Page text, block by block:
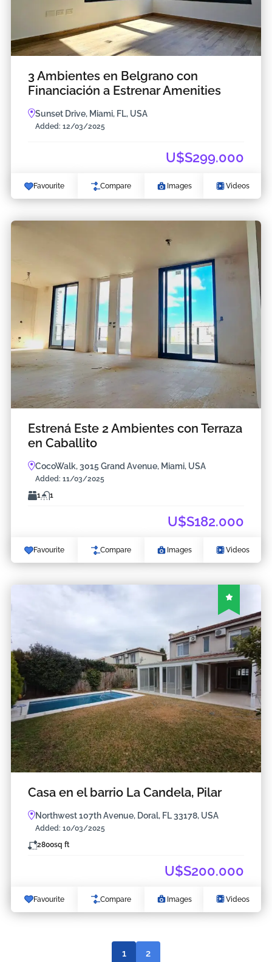
3 Ambientes en Belgrano con
Financiación a Estrenar Amenities
Sunset Drive, Miami, FL, USA
Added: 12/03/2025
U$S299.000
Favourite Compare Images Videos
Estrená Este 2 Ambientes con Terraza
en Caballito
CocoWalk, 3015 Grand Avenue, Miami, USA
Added: 11/03/2025
1
1
U$S182.000
Favourite Compare Images Videos
Casa en el barrio La Candela, Pilar
Northwest 107th Avenue, Doral, FL 33178, USA
Added: 10/03/2025
2800sq ft
U$S200.000
Favourite Compare Images Videos
1 2